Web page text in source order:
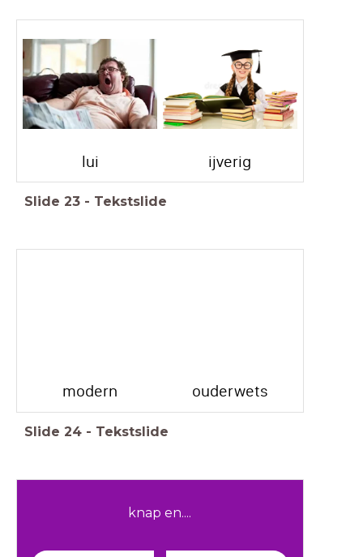
lui ijverig
Slide 23 - Tekstslide
modern ouderwets
Slide 24 - Tekstslide
knap en....